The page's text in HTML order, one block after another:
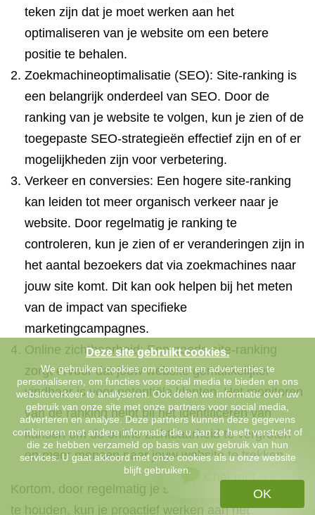
teken zijn dat je moet werken aan het
optimaliseren van je website om een betere
positie te behalen.
Zoekmachineoptimalisatie (SEO): Site-ranking is
een belangrijk onderdeel van SEO. Door de
ranking van je website te volgen, kun je zien of de
toegepaste SEO-strategieën effectief zijn en of er
mogelijkheden zijn voor verbetering.
Verkeer en conversies: Een hogere site-ranking
kan leiden tot meer organisch verkeer naar je
website. Door regelmatig je ranking te
controleren, kun je zien of er veranderingen zijn in
het aantal bezoekers dat via zoekmachines naar
jouw site komt. Dit kan ook helpen bij het meten
van de impact van specifieke
marketingcampagnes.
Online zichtbaarheid: Een goede site-ranking
zorgt ervoor dat jouw website gemakkelijker
vindbaar is voor potentiële klanten. Het monitoren
van de ranking helpt bij het identificeren van
kansen om de online zichtbaarheid te vergroten
en meer mensen naar jouw website te trekken.
Kortom, door regelmatig je site-ranking in de gaten
te houden, kun je proactief werken aan het
Chat met ons
Deze site gebruikt cookies.
We gebruiken cookies om content en advertenties te
personaliseren, om functies voor social media te bieden en ons
websiteverkeer te analyseren. Ook delen we informatie over uw
gebruik van onze site met onze partners voor social media,
adverteren en analyse. Deze partners kunnen deze gegevens
combineren met andere informatie die u aan ze heeft verstrekt of
die ze hebben verzameld op basis van uw gebruik van hun
services. U gaat akkoord met onze cookies als u onze website
blijft gebruiken.
OK